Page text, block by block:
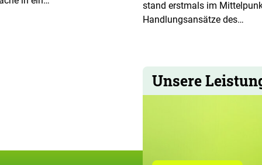
stand erstmals im
Handlungsansätze des…
Unsere